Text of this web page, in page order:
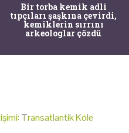
Bir torba kemik adli
tıpçıları şaşkına çevirdi,
kemiklerin sırrını
arkeologlar çözdü
Transatlantik Köle